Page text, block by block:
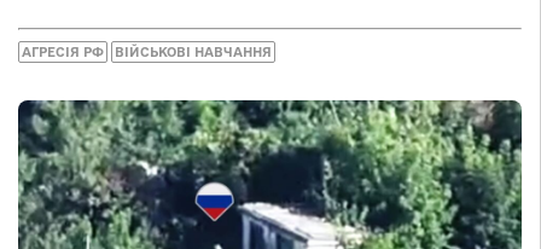
АГРЕСІЯ РФ ВІЙСЬКОВІ НАВЧАННЯ